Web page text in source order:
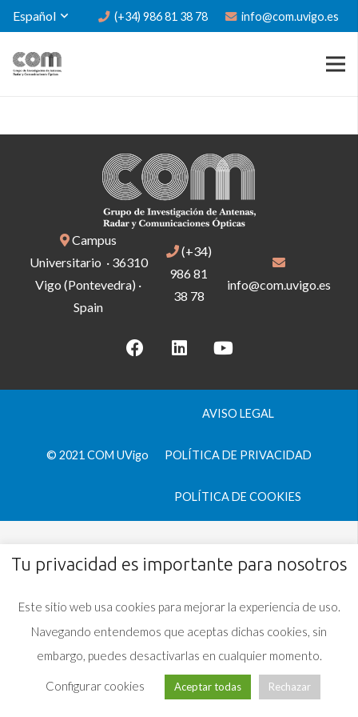
Español (+34) 986 81 38 78 info@com.uvigo.es
Campus
Universitario · 36310
Vigo (Pontevedra) ·
Spain
(+34)
986 81
38 78
info@com.uvigo.es
© 2021 COM UVigo
AVISO LEGAL
POLÍTICA DE PRIVACIDAD
POLÍTICA DE COOKIES
Tu privacidad es importante para nosotros
Este sitio web usa cookies para mejorar la experiencia de uso.
Navegando entendemos que aceptas dichas cookies, sin
embargo, puedes desactivarlas en cualquier momento.
Configurar cookies Aceptar todas Rechazar